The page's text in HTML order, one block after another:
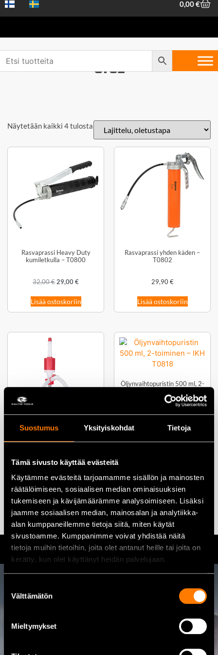
Suostumus Yksityiskohdat Tietoja
Tämä sivusto käyttää evästeitä
Käytämme evästeitä tarjoamamme sisällön ja mainosten
räätälöimiseen, sosiaalisen median ominaisuuksien
tukemiseen ja kävijämäärämme analysoimiseen. Lisäksi
jaamme sosiaalisen median, mainosalan ja analytiikka-
alan kumppaneillemme tietoja siitä, miten käytät
sivustoamme. Kumppanimme voivat yhdistää näitä
tietoja muihin tietoihin, joita olet antanut heille tai joita on
kerätty, kun olet käyttänyt heidän palvelujaan.
valinta
Välttämätön
Mieltymykset
0,00€
Groz
Näytetään kaikki 4 tulosta
Rasvaprassi Heavy Duty
kumiletkulla – T0800
32,00€29,00€
Lisää ostoskoriin
Rasvaprassi yhden käden –
T0802
29,90€
Lisää ostoskoriin
liuottimille IKH T0870
16,00€
Lisää ostoskoriin
Öljynvaihtopuristin 500 ml, 2-
44,00€
Lisää ostoskoriin
Ota yhteyttä
08 460 085